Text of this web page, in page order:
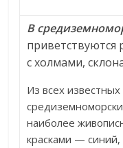
В
приветствуются
с холмами,
Из всех известных
наиболее
красками —